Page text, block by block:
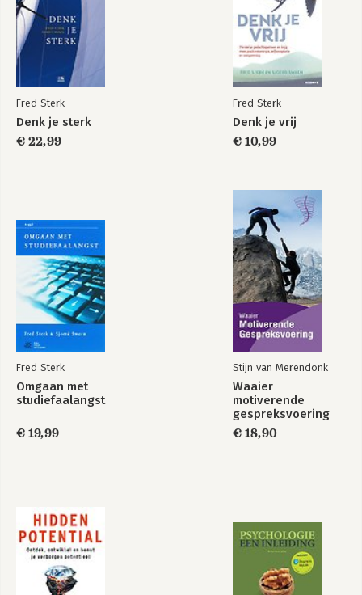
Ruimte voor jezelf Denk je sterk
Bekijk alle boeken
Denk je vrij Denk je sterk
Ruimte voor jezelf Denk je sterk
Bekijk alle boeken
Fred Sterk
Denk je sterk
€ 22,99
Fred Sterk
Denk je vrij
€ 10,99
Fred Sterk
Omgaan met
studiefaalangst
€ 19,99
Stijn van Merendonk
Waaier
motiverende
gespreksvoering
€ 18,90